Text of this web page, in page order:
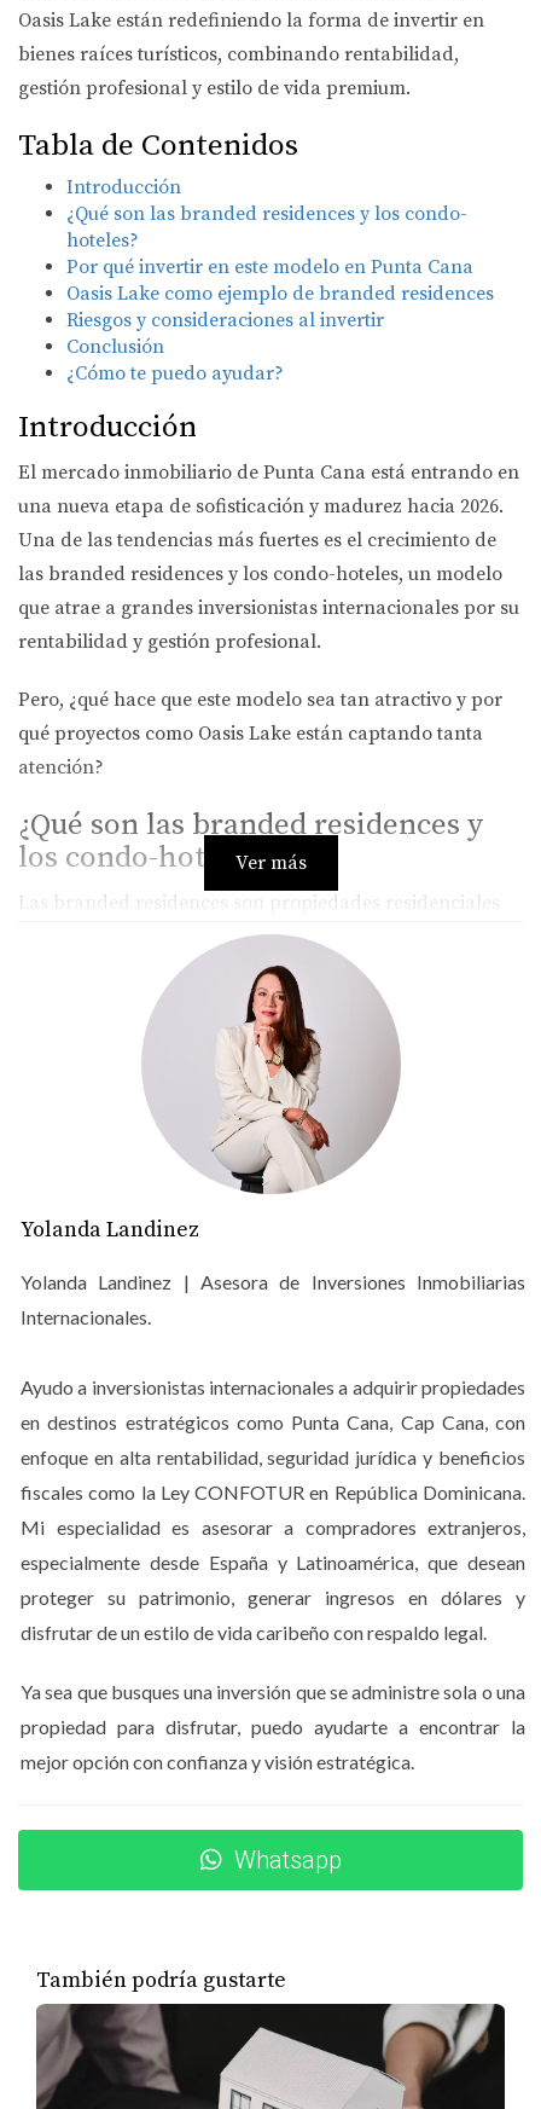
Oasis Lake están redefiniendo la forma de invertir en
bienes raíces turísticos, combinando rentabilidad,
gestión profesional y estilo de vida premium.
Tabla de Contenidos
Introducción
¿Qué son las branded residences y los condo-
hoteles?
Por qué invertir en este modelo en Punta Cana
Oasis Lake como ejemplo de branded residences
Riesgos y consideraciones al invertir
Conclusión
¿Cómo te puedo ayudar?
Introducción
El mercado inmobiliario de Punta Cana está entrando en
una nueva etapa de sofisticación y madurez hacia 2026.
Una de las tendencias más fuertes es el crecimiento de
las branded residences y los condo-hoteles, un modelo
que atrae a grandes inversionistas internacionales por su
rentabilidad y gestión profesional.
Pero, ¿qué hace que este modelo sea tan atractivo y por
qué proyectos como Oasis Lake están captando tanta
atención?
¿Qué son las branded residences y
los condo-hoteles?
Las branded residences
son propiedades residenciales
asociadas a una marca reconocida (hotelera, lifestyle o
desarrollador premium), que garantizan estándares de
calidad, servicios exclusivos y operación profesional.
funcionan bajo un modelo híbrido: el
propietario compra una unidad, pero esta es gestionada
como parte de un hotel o complejo turístico, generando
ingresos por alquiler.
Por qué invertir en este modelo en
Alta demanda turística
consolidándose como uno de los destinos más
importantes del Caribe. Esto garantiza una demanda
constante de alojamiento premium, especialmente en
propiedades con servicios hoteleros.
Gestión profesional del alquiler
tiene que gestionar el alquiler. La operación, marketing,
limpieza y mantenimiento están a cargo de un operador
profesional, lo que facilita la inversión a extranjeros y
dominicanos ausentes.
Mayor potencial de rentabilidad
por noche debido a la marca, las amenidades y la
experiencia del huésped, lo que se traduce en un mayor
Oasis Lake como ejemplo de
branded residences
Oasis Lake es un ejemplo claro del nuevo concepto de
branded residences en Punta Cana. Este tipo de proyecto
Ver más
Yolanda Landinez
Yolanda Landinez | Asesora de Inversiones Inmobiliarias
Internacionales.
Ayudo a inversionistas internacionales a adquirir propiedades
en destinos estratégicos como Punta Cana, Cap Cana, con
enfoque en alta rentabilidad, seguridad jurídica y beneficios
fiscales como la Ley CONFOTUR en República Dominicana.
Mi especialidad es asesorar a compradores extranjeros,
especialmente desde España y Latinoamérica, que desean
proteger su patrimonio, generar ingresos en dólares y
disfrutar de un estilo de vida caribeño con respaldo legal.
Ya sea que busques una inversión que se administre sola o una
propiedad para disfrutar, puedo ayudarte a encontrar la
mejor opción con confianza y visión estratégica.
Whatsapp
También podría gustarte